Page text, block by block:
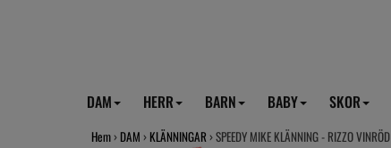
DAM HERR BARN BABY SKOR
Hem › DAM › KLÄNNINGAR › SPEEDY MIKE KLÄNNING - RIZZO VINRÖD